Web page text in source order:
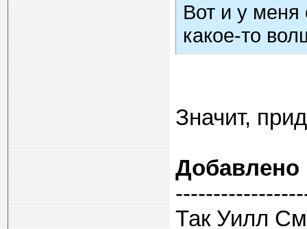
Вот и у меня
какое-то
Значит,
Добавлено
Так Уилл